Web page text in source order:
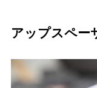
アップスペー